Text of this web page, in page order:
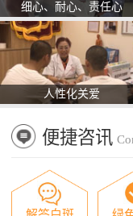
细心、耐心、责任心
人性化关爱
便捷咨讯